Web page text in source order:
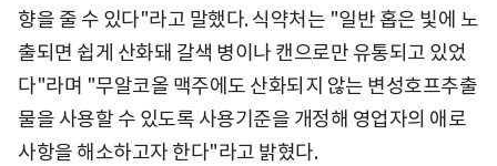
향을 줄 수 있다"라고 말했다. 식약처는 "일반 홉은 빛에 노
출되면 쉽게 산화돼 갈색 병이나 캔으로만 유통되고 있었
다"라며 "무알코올 맥주에도 산화되지 않는 변성호프추출
물을 사용할 수 있도록 사용기준을 개정해 영업자의 애로
사항을 해소하고자 한다"라고 밝혔다.